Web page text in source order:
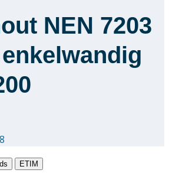
NEN 7203
ETIM